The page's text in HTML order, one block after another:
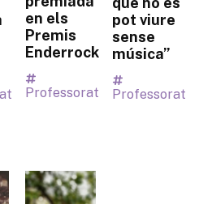
en els
Premis
Enderrock
Professorat
pot viure
sense
música”
Professorat